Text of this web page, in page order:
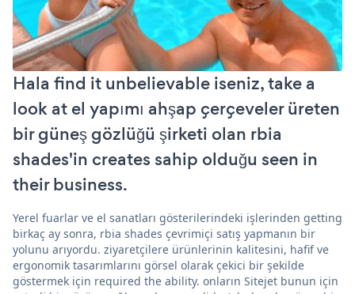
Hala find it unbelievable iseniz, take a
look at el yapımı ahşap çerçeveler üreten
bir güneş gözlüğü şirketi olan rbia
shades'in creates sahip olduğu seen in
their business.
Yerel fuarlar ve el sanatları gösterilerindeki işlerinden getting
birkaç ay sonra, rbia shades çevrimiçi satış yapmanın bir
yolunu arıyordu. ziyaretçilere ürünlerinin kalitesini, hafif ve
ergonomik tasarımlarını görsel olarak çekici bir şekilde
göstermek için required the ability. onların Sitejet bunun için